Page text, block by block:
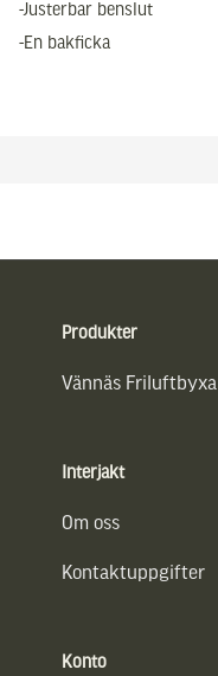
-Justerbar benslut
-En bakficka
Produkter
Vännäs Friluftbyxa
Interjakt
Om oss
Kontaktuppgifter
Konto